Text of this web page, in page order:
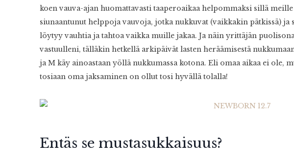
koen vauva-ajan huomattavasti taaperoaikaa helpommaksi sillä
siunaantunut helppoja vauvoja, jotka nukkuvat (vaikkakin pätkissä) ja
löytyy vauhtia ja tahtoa vaikka muille jakaa. Ja näin yrittäjän
vastuulleni, tälläkin hetkellä arkipäivät lasten heräämisestä
ja M käy ainoastaan yöllä nukkumassa kotona. Eli omaa aikaa ei ole,
tosiaan oma jaksaminen on ollut tosi hyvällä tolalla!
Entäs se mustasukkaisuus?